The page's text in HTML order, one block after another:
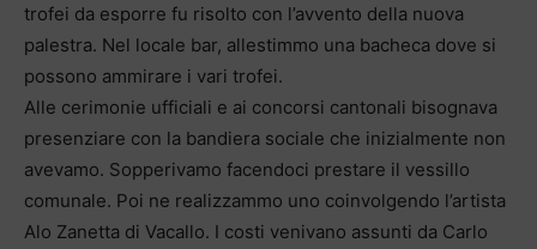
trofei da esporre fu risolto con l’avvento della nuova
palestra. Nel locale bar, allestimmo una bacheca dove si
possono ammirare i vari trofei.
Alle cerimonie ufficiali e ai concorsi cantonali bisognava
presenziare con la bandiera sociale che inizialmente non
avevamo. Sopperivamo facendoci prestare il vessillo
comunale. Poi ne realizzammo uno coinvolgendo l’artista
Alo Zanetta di Vacallo. I costi venivano assunti da Carlo